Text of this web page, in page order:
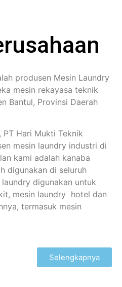
produsen Mesin Laundry
mesin rekayasa teknik
Bantul, Provinsi Daerah
Hari Mukti Teknik
mesin laundry industri di
kami adalah kanaba
digunakan di seluruh
digunakan untuk
mesin laundry hotel dan
termasuk mesin
Selengkapnya